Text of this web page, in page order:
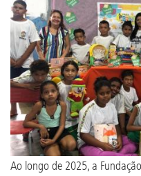
Ao longo de 2025, a